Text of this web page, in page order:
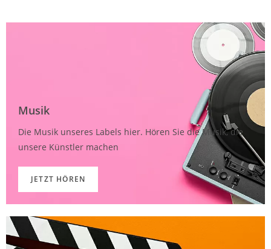
Musik
Die Musik unseres Labels hier. Hören Sie die Musik, die
unsere Künstler machen
JETZT HÖREN